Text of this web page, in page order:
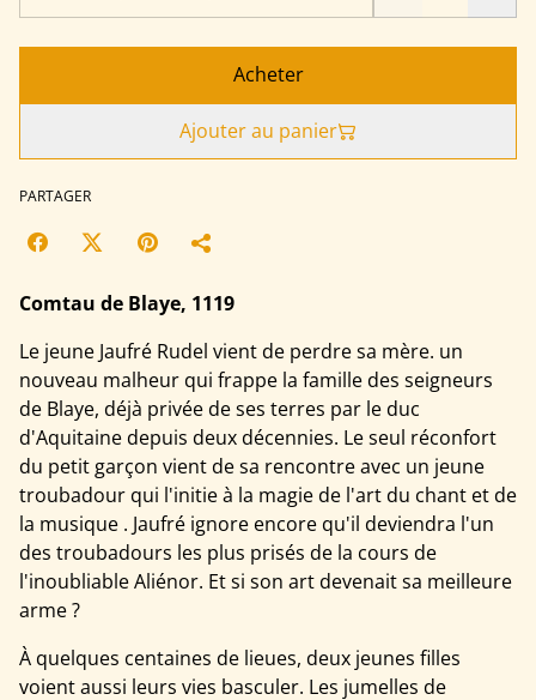
Acheter
Ajouter au panier
PARTAGER
Comtau de Blaye, 1119
Le jeune Jaufré Rudel vient de perdre sa mère. un
nouveau malheur qui frappe la famille des seigneurs
de Blaye, déjà privée de ses terres par le duc
d'Aquitaine depuis deux décennies. Le seul réconfort
du petit garçon vient de sa rencontre avec un jeune
troubadour qui l'initie à la magie de l'art du chant et de
la musique . Jaufré ignore encore qu'il deviendra l'un
des troubadours les plus prisés de la cours de
l'inoubliable Aliénor. Et si son art devenait sa meilleure
arme ?
À quelques centaines de lieues, deux jeunes filles
voient aussi leurs vies basculer. Les jumelles de